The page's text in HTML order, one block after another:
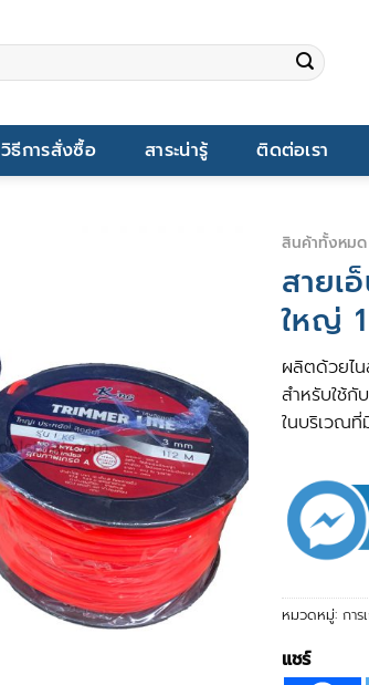
วิธีการสั่งซื้อ สาระน่ารู้ ติดต่อเรา
สินค้าทั้งหมด
สายเ
ใหญ่
ผลิตด้วยไ
สำหรับใช้
ในบริเวณ
หมวดหมู่: การ
แชร์